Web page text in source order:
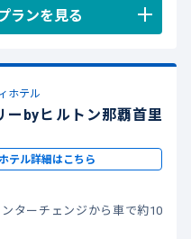
ランを見る
ホテル
ーbyヒルトン那覇首里
ホテル詳細はこちら
ターチェンジから車で約10